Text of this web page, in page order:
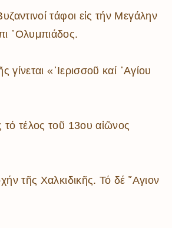
τάφοι εἰς τήν Μεγάλην
᾿Ολυμπιάδος.
«῾Ιερισσοῦ καί ῾Αγίου
τό τέλος τοῦ 13ου αἰῶνος
τῆς Χαλκιδικῆς. Τό δέ ῞Αγιον